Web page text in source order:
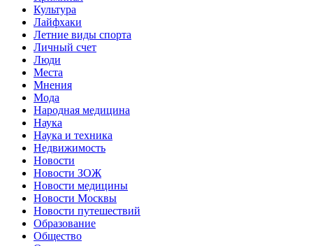
Культура
Лайфхаки
Летние виды спорта
Личный счет
Люди
Места
Мнения
Мода
Народная медицина
Наука
Наука и техника
Недвижимость
Новости
Новости ЗОЖ
Новости медицины
Новости Москвы
Новости путешествий
Образование
Общество